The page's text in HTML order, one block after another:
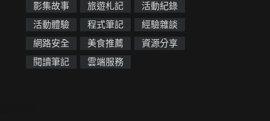
影集故事
旅遊札記
活動紀錄
活動體驗
程式筆記
經驗雜談
網路安全
美食推薦
資源分享
閱讀筆記
雲端服務